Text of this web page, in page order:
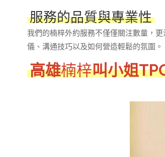
服務的品質與專業性
我們的楠梓外約服務不僅僅關注數量，
儀、溝通技巧以及如何營造輕鬆的氛圍。
高雄楠梓叫小姐